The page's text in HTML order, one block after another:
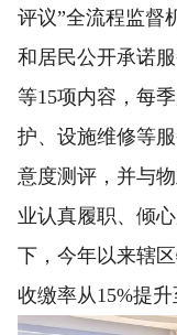
评议”全流程监督
和居民公开承诺
等15项内容，每
护、设施维修等
意度测评，并与
业认真履职、倾
下，今年以来辖
收缴率从15%提升